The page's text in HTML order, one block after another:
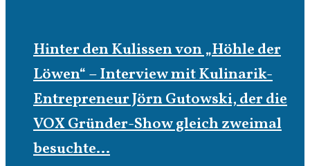
Hinter den Kulissen von „Höhle der
Löwen“ – Interview mit Kulinarik-
Entrepreneur Jörn Gutowski, der die
VOX Gründer-Show gleich zweimal
besuchte…